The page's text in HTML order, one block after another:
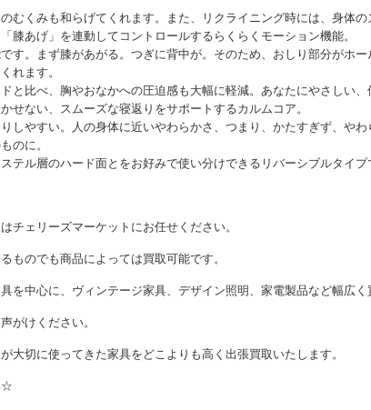
むくみも和らげてくれます。また、リクライニング時には、身体の
膝あげ」を連動してコントロールするらくらくモーション機能。
す。まず膝があがる。つぎに背中が。そのため、おしり部分がホ
れます。
と比べ、胸やおなかへの圧迫感も大幅に軽減。あなたにやさしい、
せない、スムーズな寝返りをサポートするカルムコア。
しやすい。人の身体に近いやわらかさ、つまり、かたすぎず、や
のに。
テル層のハード面とをお好みで使い分けできるリバーシブルタイプ
チェリーズマーケットにお任せください。
ものでも商品によっては買取可能です。
を中心に、ヴィンテージ家具、デザイン照明、家電製品など幅広く
がけください。
大切に使ってきた家具をどこよりも高く出張買取いたします。
☆